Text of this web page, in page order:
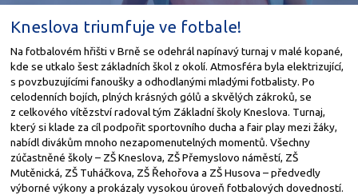
Kneslova triumfuje ve fotbale!
Na fotbalovém hřišti v Brně se odehrál napínavý turnaj v malé kopané,
kde se utkalo šest základních škol z okolí. Atmosféra byla elektrizující,
s povzbuzujícími fanoušky a odhodlanými mladými fotbalisty. Po
celodenních bojích, plných krásných gólů a skvělých zákroků, se
z celkového vítězství radoval tým Základní školy Kneslova. Turnaj,
který si klade za cíl podpořit sportovního ducha a fair play mezi žáky,
nabídl divákům mnoho nezapomenutelných momentů. Všechny
zúčastněné školy – ZŠ Kneslova, ZŠ Přemyslovo náměstí, ZŠ
Mutěnická, ZŠ Tuháčkova, ZŠ Řehořova a ZŠ Husova – předvedly
výborné výkony a prokázaly vysokou úroveň fotbalových dovedností.